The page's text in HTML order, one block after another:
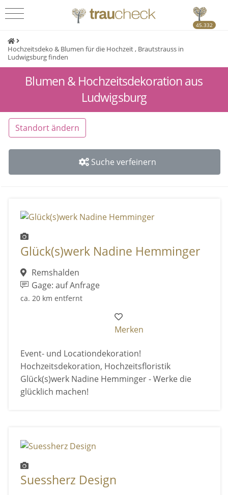
45.332
Hochzeitsdeko & Blumen für die Hochzeit , Brautstrauss in
Ludwigsburg finden
Blumen & Hochzeitsdekoration aus
Ludwigsburg
Standort ändern
Suche verfeinern
Glück(s)werk Nadine Hemminger
Remshalden
Gage: auf Anfrage
ca. 20 km entfernt
Merken
Event- und Locationdekoration!
Hochzeitsdekoration, Hochzeitsfloristik
Glück(s)werk Nadine Hemminger - Werke die
glücklich machen!
Suessherz Design